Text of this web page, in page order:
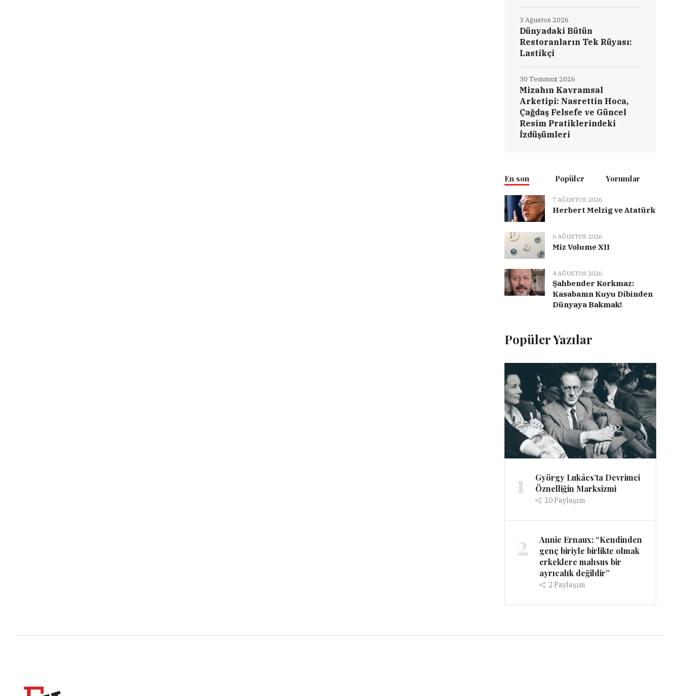
Dünyadaki Bütün
Restoranların Tek Rüyası:
Lastikçi
3 Ağustos 2026
Mizahın Kavramsal
Arketipi: Nasrettin Hoca,
Çağdaş Felsefe ve Güncel
Resim Pratiklerindeki
İzdüşümleri
30 Temmuz 2026
En son Popüler Yorumlar
7 AĞUSTOS 2026
Herbert Melzig ve Atatürk
6 AĞUSTOS 2026
Miz Volume XII
4 AĞUSTOS 2026
Şahbender Korkmaz:
Kasabanın Kuyu Dibinden
Dünyaya Bakmak!
Popüler Yazılar
1
György Lukács’ta Devrimci
Öznelliğin Marksizmi
10Paylaşım
2
Annie Ernaux: “Kendinden
genç biriyle birlikte olmak
erkeklere mahsus bir
ayrıcalık değildir”
2Paylaşım